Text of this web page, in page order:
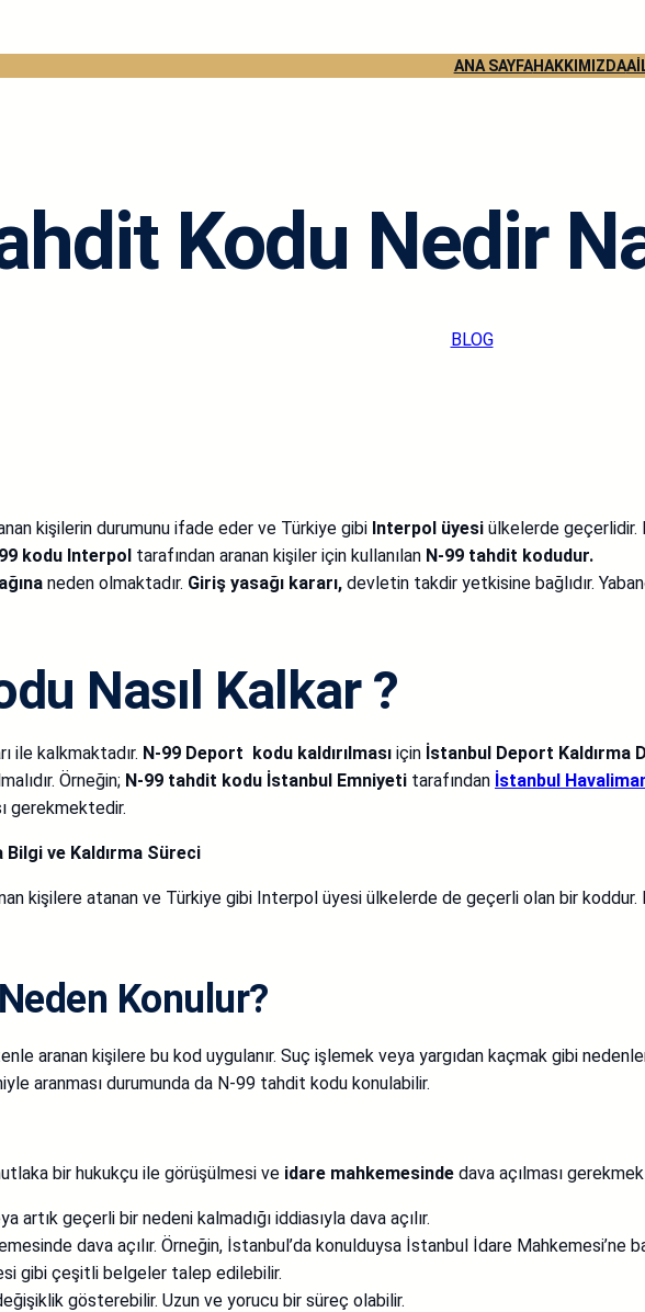
ANA SAYFAHAKKIMIZDA
Kodu Nedir
BLOG
kişilerin durumunu ifade eder ve Türkiye gibi Interpol üyesi ülkelerde geçerlidir.
kodu Interpol tarafından aranan kişiler için kullanılan N-99 tahdit kodudur.
neden olmaktadır. Giriş yasağı kararı, devletin takdir yetkisine bağlıdır.
Nasıl Kalkar ?
ile kalkmaktadır. N-99 Deport kodu kaldırılması için İstanbul Deport Kaldırma
Örneğin; N-99 tahdit kodu İstanbul Emniyeti tarafından İstanbul
gerekmektedir.
Bilgi ve Kaldırma Süreci
kişilere atanan ve Türkiye gibi Interpol üyesi ülkelerde de geçerli olan bir koddur.
Konulur?
aranan kişilere bu kod uygulanır. Suç işlemek veya yargıdan kaçmak gibi
aranması durumunda da N-99 tahdit kodu konulabilir.
bir hukukçu ile görüşülmesi ve idare mahkemesinde dava açılması
artık geçerli bir nedeni kalmadığı iddiasıyla dava açılır.
dava açılır. Örneğin, İstanbul’da konulduysa İstanbul İdare Mahkemesi’ne
gibi çeşitli belgeler talep edilebilir.
gösterebilir. Uzun ve yorucu bir süreç olabilir.